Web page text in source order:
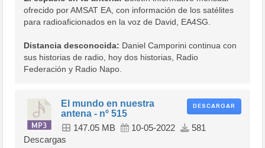
ofrecido por AMSAT EA, con información de los satélites
para radioaficionados en la voz de David, EA4SG.
Distancia desconocida: Daniel Camporini continua con
sus historias de radio, hoy dos historias, Radio
Federación y Radio Napo.
DESCARGAR
El mundo en nuestra
antena - nº 515
147.05 MB 10-05-2022
581
Descargas